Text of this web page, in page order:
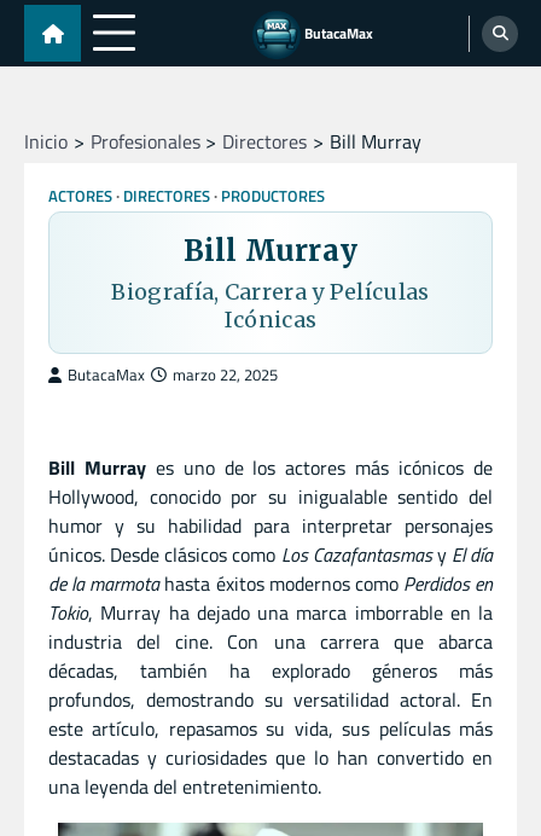
Skip
content
ButacaMax
Inicio Profesionales Directores Bill Murray
ACTORES DIRECTORES PRODUCTORES
Bill Murray
Biografía, Carrera y Películas
Icónicas
ButacaMax marzo 22, 2025
Bill Murrayes uno de los actores más icónicos de
Hollywood, conocido por su inigualable sentido del
humor y su habilidad para interpretar personajes
únicos. Desde clásicos como Los Cazafantasmasy El día
de la marmotahasta éxitos modernos como Perdidos en
Tokio, Murray ha dejado una marca imborrable en la
industria del cine. Con una carrera que abarca
décadas, también ha explorado géneros más
profundos, demostrando su versatilidad actoral. En
este artículo, repasamos su vida, sus películas más
destacadas y curiosidades que lo han convertido en
una leyenda del entretenimiento.